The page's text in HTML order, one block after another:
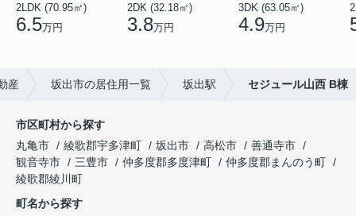
2LDK (70.95㎡)
6.5万円
2DK (32.18㎡)
3.8万円
3DK (63.05㎡)
4.9万円
産 坂出市の居住用一覧 坂出駅 セジュール山西 B棟
市区町村から探す
丸亀市
綾歌郡宇多津町 坂出市 高松市
善通寺市
観音寺市
三豊市 仲多度郡多度津町
仲多度郡まんのう町
綾歌郡綾川町
町名から探す